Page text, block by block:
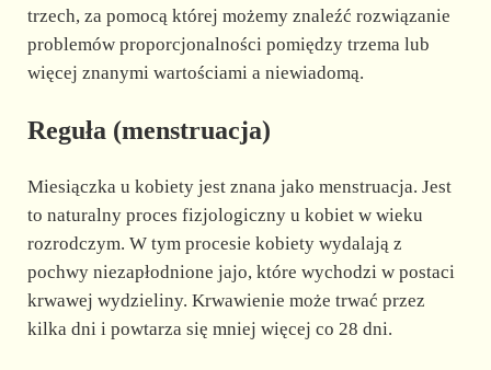
trzech, za pomocą której możemy znaleźć rozwiązanie
problemów proporcjonalności pomiędzy trzema lub
więcej znanymi wartościami a niewiadomą.
Reguła (menstruacja)
Miesiączka u kobiety jest znana jako menstruacja. Jest
to naturalny proces fizjologiczny u kobiet w wieku
rozrodczym. W tym procesie kobiety wydalają z
pochwy niezapłodnione jajo, które wychodzi w postaci
krwawej wydzieliny. Krwawienie może trwać przez
kilka dni i powtarza się mniej więcej co 28 dni.